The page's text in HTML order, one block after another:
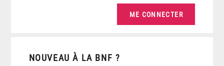
NOUVEAU À LA BNF ?